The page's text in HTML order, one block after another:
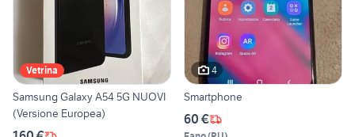
Vetrina
Samsung Galaxy A54 5G NUOVI
(Versione Europea)
4
Smartphone
60 €